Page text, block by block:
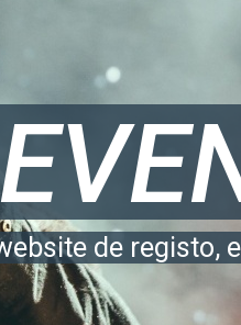
2020
de registo,
2020
de registo,